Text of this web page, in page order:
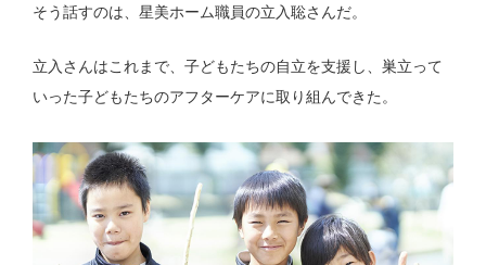
そう話すのは、星美ホーム職員の立入聡さんだ。
立入さんはこれまで、子どもたちの自立を支援し、巣立って
いった子どもたちのアフターケアに取り組んできた。